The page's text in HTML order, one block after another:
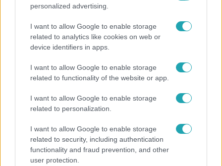
personalized advertising.
I want to allow Google to enable storage
related to analytics like cookies on web or
device identifiers in apps.
I want to allow Google to enable storage
related to functionality of the website or app.
I want to allow Google to enable storage
related to personalization.
I want to allow Google to enable storage
related to security, including authentication
functionality and fraud prevention, and other
user protection.
A fiataloknak üzent Majka: „Hagyjátok ezt abba,